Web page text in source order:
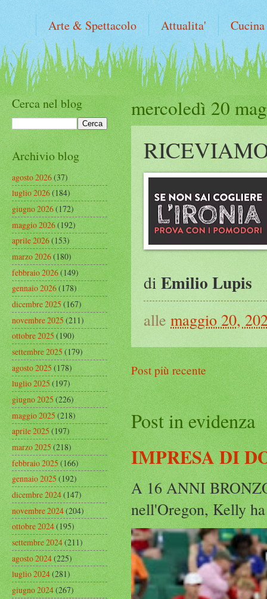
Arte & Spettacolo Attualita' Cucina
mercoledì 20
di Emilio Lupis
alle maggio 20,
Post più recente
Post in evidenza
IMPRESA DI
A 16 ANNI
nell'Oregon, Kelly
Cerca nel blog
Archivio blog
agosto 2026(37)
luglio 2026(184)
giugno 2026(172)
maggio 2026(192)
aprile 2026(153)
marzo 2026(180)
febbraio 2026(149)
gennaio 2026(178)
dicembre 2025(167)
novembre 2025(211)
ottobre 2025(190)
settembre 2025(179)
agosto 2025(178)
luglio 2025(197)
giugno 2025(226)
maggio 2025(218)
aprile 2025(197)
marzo 2025(218)
febbraio 2025(166)
gennaio 2025(192)
dicembre 2024(147)
novembre 2024(204)
ottobre 2024(195)
settembre 2024(211)
agosto 2024(225)
luglio 2024(281)
giugno 2024(267)